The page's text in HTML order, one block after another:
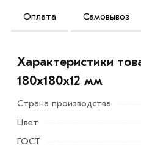
Оплата Самовывоз
Характеристики
180х180х12 мм
Страна производства
Цвет
ГОСТ